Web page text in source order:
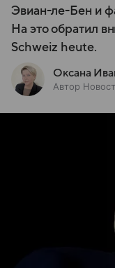
Эвиан-ле-Бен и
На это обратил
Schweiz heute.
Оксана
Автор